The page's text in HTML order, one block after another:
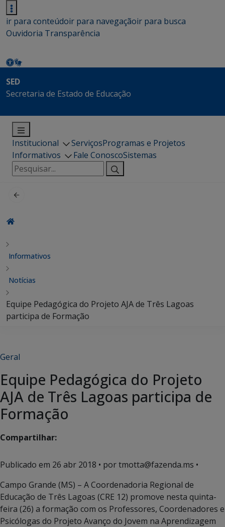
ir para conteúdoir para navegaçãoir para busca
Ouvidoria Transparência
SED
Secretaria de Estado de Educação
Institucional ServiçosProgramas e Projetos
Informativos
Fale ConoscoSistemas
Pesquisar
por:
Informativos
Notícias
Equipe Pedagógica do Projeto AJA de Três Lagoas
participa de Formação
Geral
Equipe Pedagógica do Projeto
AJA de Três Lagoas participa de
Formação
Compartilhar:
Publicado em 26 abr 2018 • por tmotta@fazenda.ms •
Campo Grande (MS) – A Coordenadoria Regional de
Educação de Três Lagoas (CRE 12) promove nesta quinta-
feira (26) a formação com os Professores, Coordenadores e
Psicólogas do Projeto Avanço do Jovem na Aprendizagem